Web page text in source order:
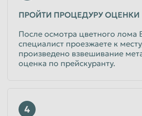
ПРОЙТИ ПРОЦЕДУРУ ОЦЕНКИ
После осмотра цветного лома
специалист проезжаете к
произведено взвешивание
оценка по прейскуранту.
4